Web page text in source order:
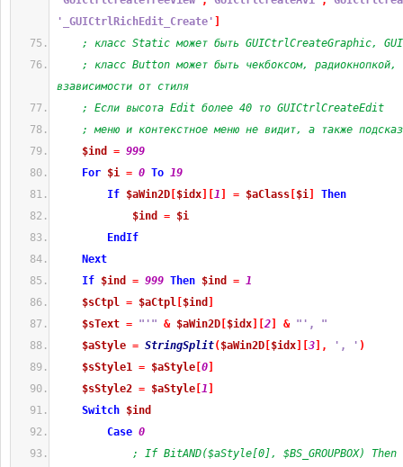
'_GUICtrlRichEdit_Create'
; класс Static может быть GUICtrlCreateGraphic,
; класс Button может быть чекбоксом, радиокнопкой,
взависимости от стиля
; Если высота Edit более 40 то GUICtrlCreateEdit
; меню и контекстное меню не видит, а также
$ind
= 999
For $i = 0 To 19
If $aWin2D $idx 1 = $aClass $i
Then
$ind
= $i
EndIf
Next
If $ind = 999 Then $ind = 1
$sCtpl = $aCtpl $ind
$sText = "'" & $aWin2D $idx 2 & "', "
$aStyle = StringSplit( $aWin2D $idx 3 , ', ' )
$sStyle1 = $aStyle 0
$sStyle2 = $aStyle 1
Switch $ind
Case 0
; If BitAND($aStyle[0], $BS_GROUPBOX)